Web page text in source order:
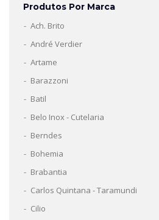
Produtos Por Marca
Ach. Brito
André Verdier
Artame
Barazzoni
Batil
Belo Inox - Cutelaria
Berndes
Bohemia
Brabantia
Carlos Quintana - Taramundi
Cilio